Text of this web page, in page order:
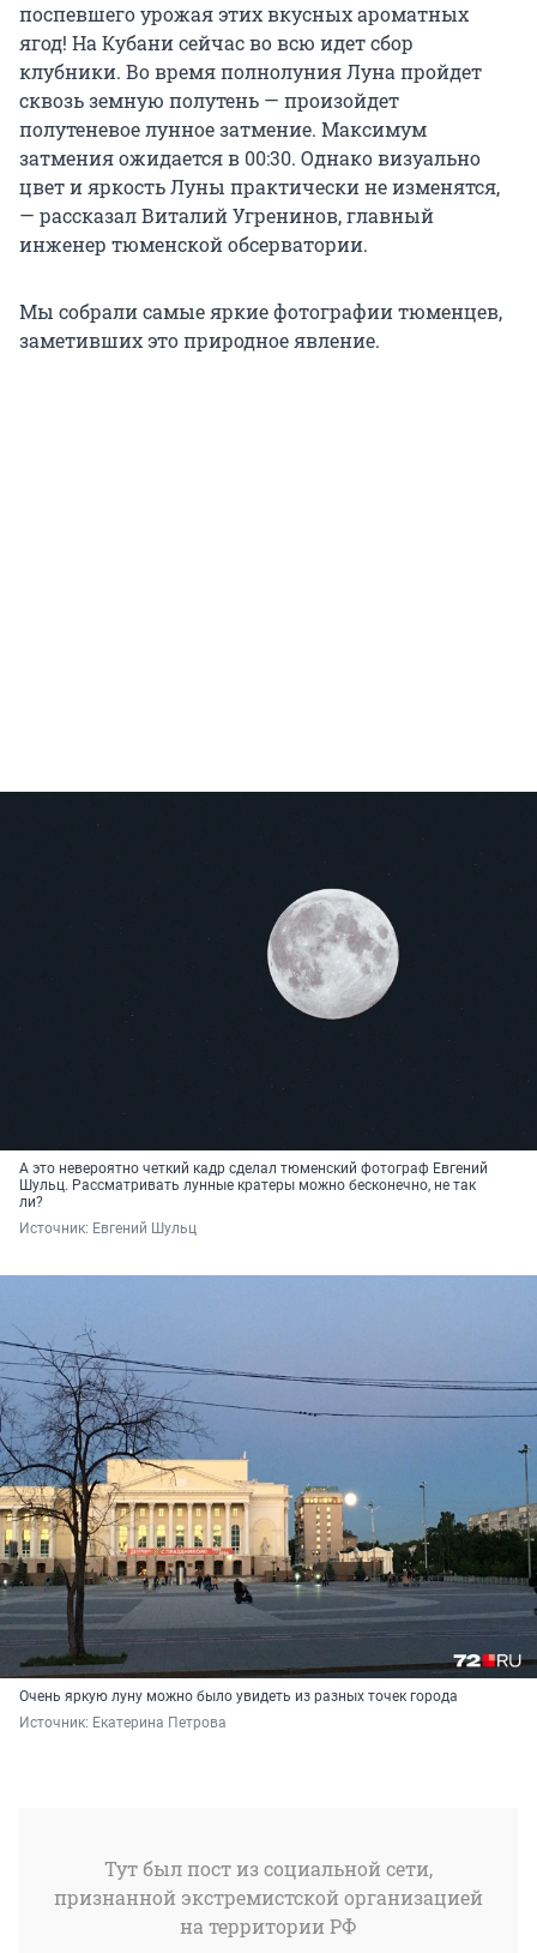
поспевшего урожая этих вкусных ароматных
ягод! На Кубани сейчас во всю идет сбор
клубники. Во время полнолуния Луна пройдет
сквозь земную полутень — произойдет
полутеневое лунное затмение. Максимум
затмения ожидается в 00:30. Однако визуально
цвет и яркость Луны практически не изменятся,
— рассказал Виталий Угренинов, главный
инженер тюменской обсерватории.
Мы собрали самые яркие фотографии тюменцев,
заметивших это природное явление.
А это невероятно четкий кадр сделал тюменский фотограф Евгений
Шульц. Рассматривать лунные кратеры можно бесконечно, не так
ли?
Источник: Евгений Шульц
Очень яркую луну можно было увидеть из разных точек города
Источник: Екатерина Петрова
Тут был пост из социальной сети,
признанной экстремистской организацией
на территории РФ